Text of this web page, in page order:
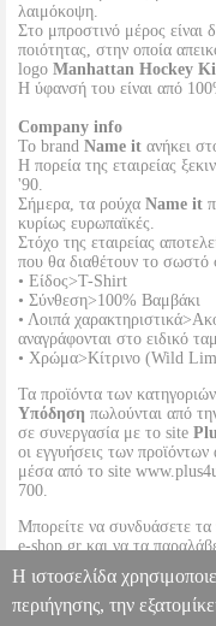
λαιμόκοψη.
Στο μπροστινό μέρος είναι
ποιότητας, στην οποία
logo Manhattan Hockey
Η ύφανσή του είναι από
Company info
Το brand Name it ανήκει
Η πορεία της εταιρείας
'90.
Σήμερα, τα ρούχα Name it
κυρίως ευρωπαϊκές.
Στόχο της εταιρείας
που θα διαθέτουν το
• Είδος>T-Shirt
• Σύνθεση>100% Βαμβάκι
• Λοιπά
αναγράφονται στο ειδικό
• Χρώμα>Κίτρινο (Wild
Τα προϊόντα των κατηγοριών
Υπόδηση πωλούνται από
σε συνεργασία με το site
οι εγγυήσεις των προϊόντων
μέσα από το site
700.
Μπορείτε να συνδυάσετε τα
e-shop.gr και να τα
αποστολής. Μπορείτε
point με μηδενικά έξοδα
Η ιστοσελίδα
περιήγησης, την